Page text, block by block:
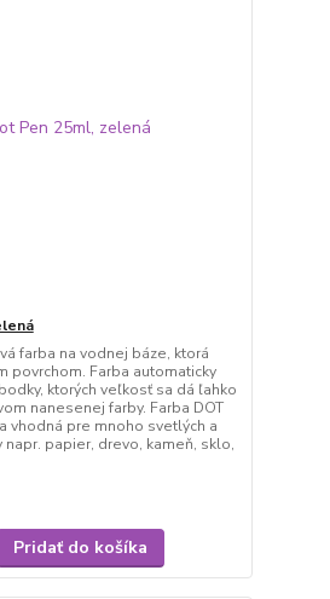
farba na vodnej báze, ktorá
povrchom. Farba automaticky
ktorých veľkosť sa dá ľahko
nanesenej farby. Farba DOT
vhodná pre mnoho svetlých a
napr. papier, drevo, kameň, sklo,
Pridať do košíka